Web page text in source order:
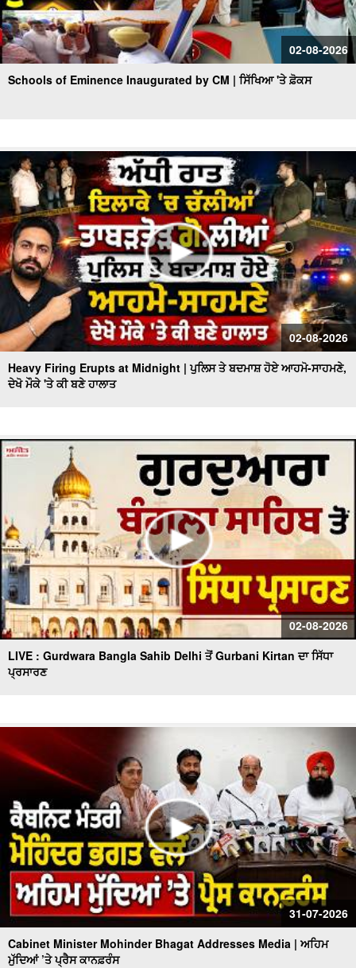
02-08-2026
Schools of Eminence Inaugurated by CM | ਸਿੱਖਿਆ 'ਤੇ ਫ਼ੋਕਸ
02-08-2026
Heavy Firing Erupts at Midnight | ਪੁਲਿਸ ਤੇ ਬਦਮਾਸ਼ ਹੋਏ ਆਹਮੋ-ਸਾਹਮਣੇ,
ਦੇਖੋ ਮੌਕੇ 'ਤੇ ਕੀ ਬਣੇ ਹਾਲਾਤ
02-08-2026
LIVE : Gurdwara Bangla Sahib Delhi ਤੋਂ Gurbani Kirtan ਦਾ ਸਿੱਧਾ
ਪ੍ਰਸਾਰਣ
31-07-2026
Cabinet Minister Mohinder Bhagat Addresses Media | ਅਹਿਮ
ਮੁੱਦਿਆਂ ’ਤੇ ਪ੍ਰੈਸ ਕਾਨਫ਼ਰੰਸ